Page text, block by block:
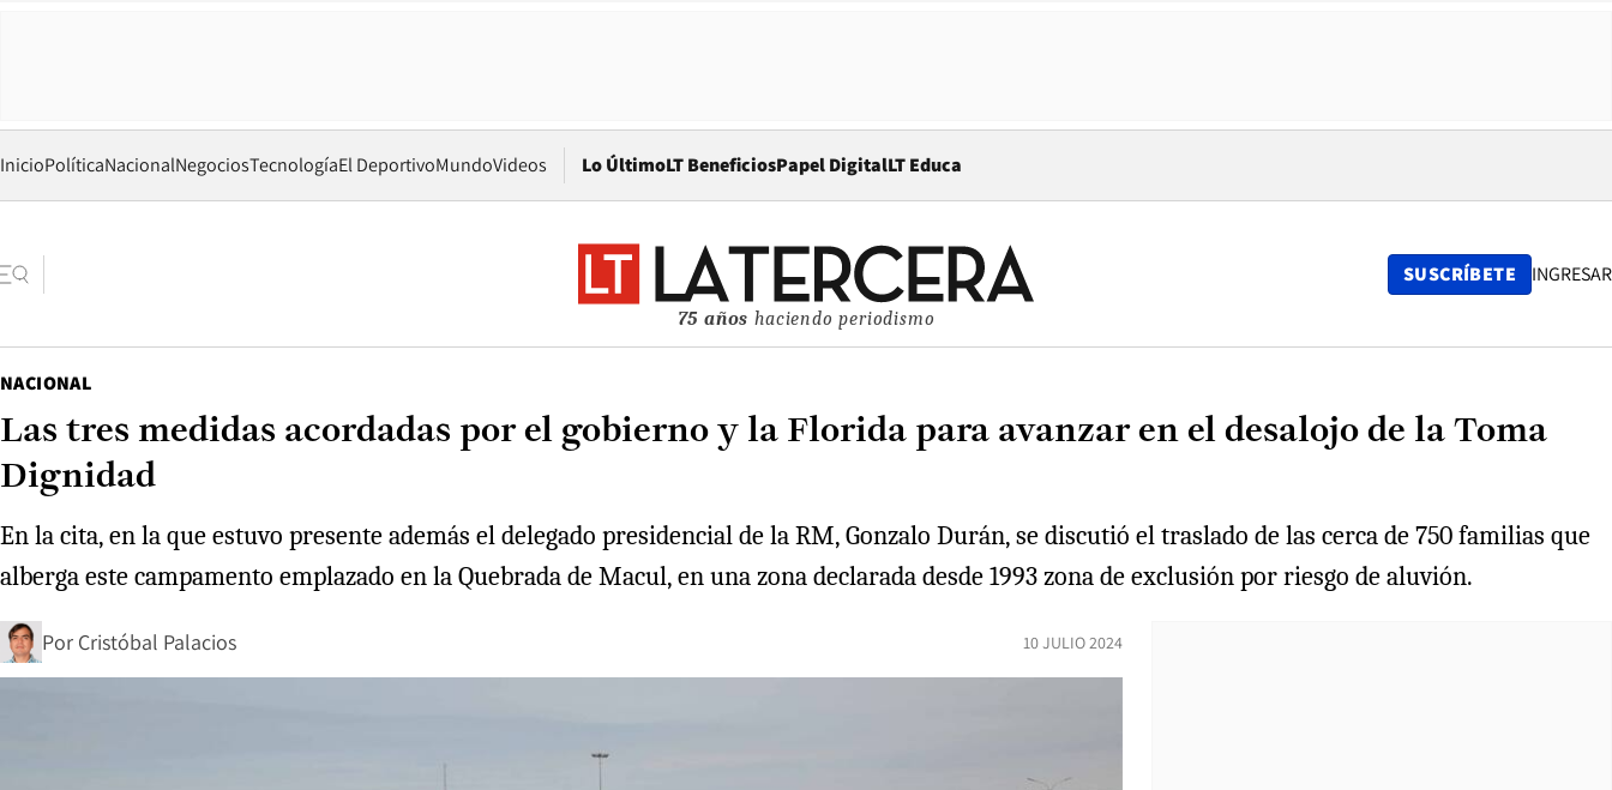
InicioPolíticaNacionalNegociosTecnologíaEl DeportivoMundoVideos Lo ÚltimoLT BeneficiosPapel DigitalOpens in new window
LT Educa
75 años haciendo periodismo
SUSCRÍBETE INGRESAR
NACIONAL
Las tres medidas acordadas por el gobierno y la Florida para avanzar en el desalojo de la Toma
Dignidad
En la cita, en la que estuvo presente además el delegado presidencial de la RM, Gonzalo Durán, se discutió el traslado de las cerca de 750 familias que
alberga este campamento emplazado en la Quebrada de Macul, en una zona declarada desde 1993 zona de exclusión por riesgo de aluvión.
Por Cristóbal Palacios 10 JULIO 2024